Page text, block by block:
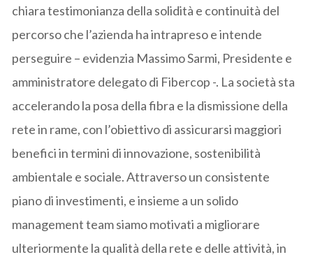
chiara testimonianza della solidità e continuità del
percorso che l’azienda ha intrapreso e intende
perseguire – evidenzia Massimo Sarmi, Presidente e
amministratore delegato di Fibercop -. La società sta
accelerando la posa della fibra e la dismissione della
rete in rame, con l’obiettivo di assicurarsi maggiori
benefici in termini di innovazione, sostenibilità
ambientale e sociale. Attraverso un consistente
piano di investimenti, e insieme a un solido
management team siamo motivati a migliorare
ulteriormente la qualità della rete e delle attività, in